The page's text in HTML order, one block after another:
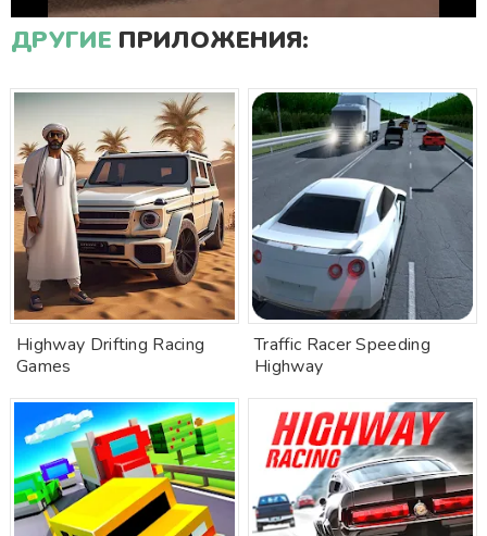
ДРУГИЕ ПРИЛОЖЕНИЯ:
Highway Drifting Racing
Games
Traffic Racer Speeding
Highway